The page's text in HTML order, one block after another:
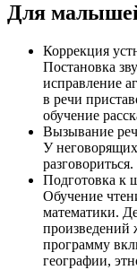
Для
Коррекция
Постановка
исправление
в речи
обучение
Вызывание
У
Подготовка к
Обучение
математики.
произведений
программу
географии,